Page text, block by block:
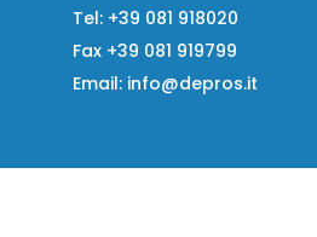
Tel: +39 081 918020
Fax +39 081 919799
Email: info@depros.it